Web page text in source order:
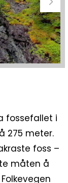
fossefallet i
275 meter.
foss –
måten å